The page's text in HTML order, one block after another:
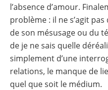
l’absence d’amour.
problème : il ne s’agit
de son mésusage ou du
de je ne sais quelle
simplement d’une
relations, le manque de
quel que soit le médium.